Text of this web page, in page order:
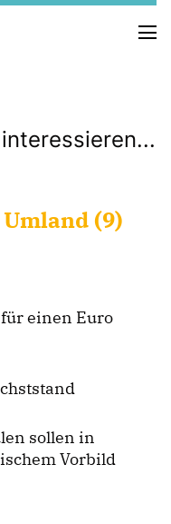
(9)
einen Euro
sollen in
Vorbild